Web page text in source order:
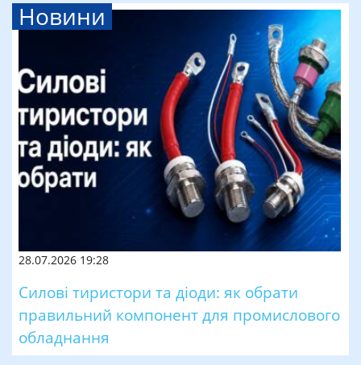
Новини
28.07.2026 19:28
Силові тиристори та діоди: як обрати
правильний компонент для промислового
обладнання